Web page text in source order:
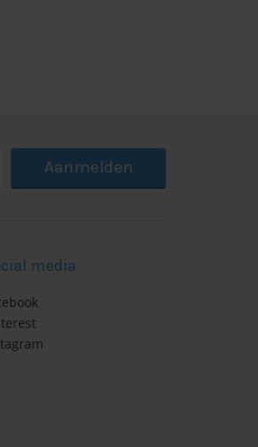
Aanmelden
media